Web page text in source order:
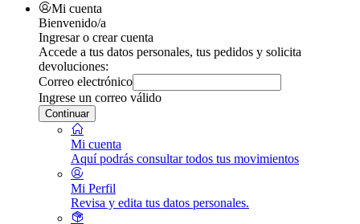
Mi cuenta
Bienvenido/a
Ingresar o crear cuenta
Accede a tus datos personales, tus pedidos y solicita
devoluciones:
Correo electrónico
Ingrese un correo válido
Continuar
Mi cuenta
Aquí podrás consultar todos tus movimientos
Mi Perfil
Revisa y edita tus datos personales.